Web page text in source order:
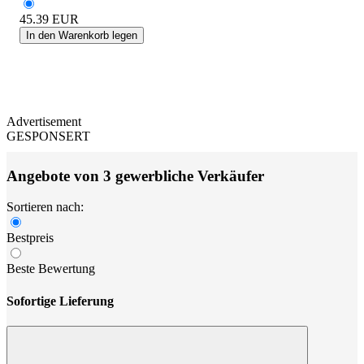
45.39 EUR
In den Warenkorb legen
Advertisement
GESPONSERT
Angebote von 3 gewerbliche Verkäufer
Sortieren nach:
Bestpreis
Beste Bewertung
Sofortige Lieferung